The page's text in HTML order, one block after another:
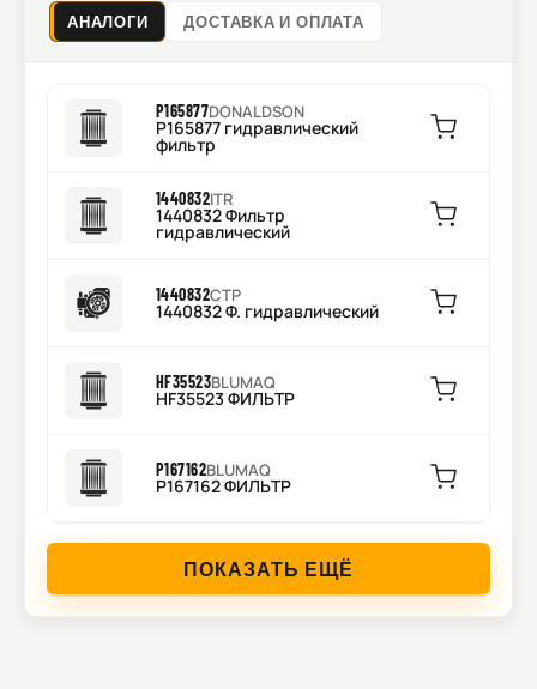
АНАЛОГИ ДОСТАВКА И ОПЛАТА
P165877DONALDSON
P165877 гидравлический
фильтр
1440832ITR
1440832 Фильтр
гидравлический
1440832CTP
1440832 Ф. гидравлический
HF35523BLUMAQ
HF35523 ФИЛЬТР
P167162BLUMAQ
P167162 ФИЛЬТР
ПОКАЗАТЬ ЕЩЁ